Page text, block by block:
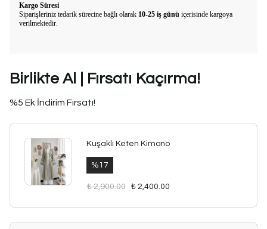
Kargo Süresi
Siparişleriniz tedarik sürecine bağlı olarak 10-25 iş günü içerisinde kargoya
verilmektedir.
Birlikte Al | Fırsatı Kaçırma!
%5 Ek İndirim Fırsatı!
Kuşaklı Keten Kimono
% 17
₺ 2,900.00 ₺ 2,400.00